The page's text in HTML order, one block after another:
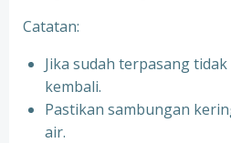
Catatan:
Jika sudah terpasang
kembali.
Pastikan sambungan
air.